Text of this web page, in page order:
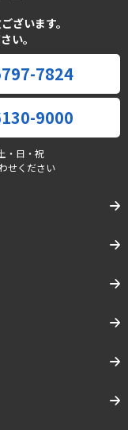
ざいます。
い。
7824
9000
・日・祝
せください